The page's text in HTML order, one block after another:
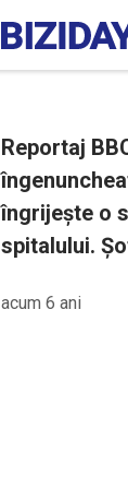
Reportaj
îngrijește o
spitalului.
acum 6 ani